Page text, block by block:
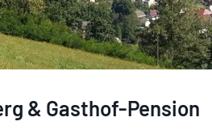
& Gasthof-Pension